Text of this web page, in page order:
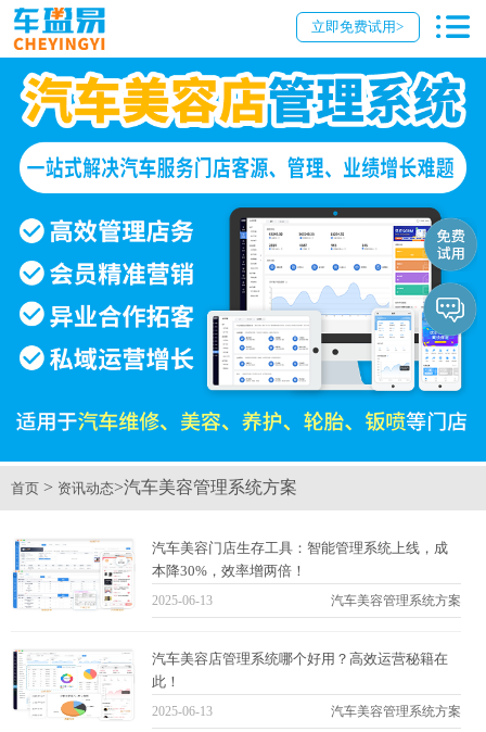
立即免费试用>
首页 > 资讯动态>汽车美容管理系统方案
汽车美容门店生存工具：智能管理系统上线，成
本降30%，效率增两倍！
2025-06-13
汽车美容管理系统方案
汽车美容店管理系统哪个好用？高效运营秘籍在
此！
2025-06-13
汽车美容管理系统方案